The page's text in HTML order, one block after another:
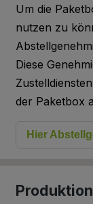
Um die
nutzen zu
Diese
der Paketbox
Hier